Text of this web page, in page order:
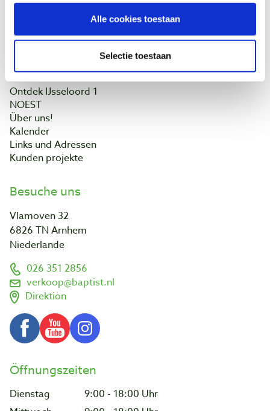
Alle cookies toestaan
Selectie toestaan
Kundeninformation
Baptist Arnheim
Unser Geschäft
Ontdek IJsseloord 1
NOEST
Über uns!
Kalender
Links und Adressen
Kunden projekte
Besuche uns
Vlamoven 32
6826 TN Arnhem
Niederlande
026 351 2856
verkoop@baptist.nl
Direktion
Öffnungszeiten
Dienstag
9:00 - 18:00 Uhr